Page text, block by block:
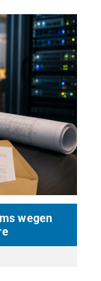
wegen